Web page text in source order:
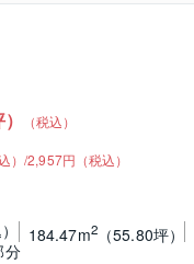
） （税込）
）/2,957円（税込）
184.47m2（55.80坪）
分